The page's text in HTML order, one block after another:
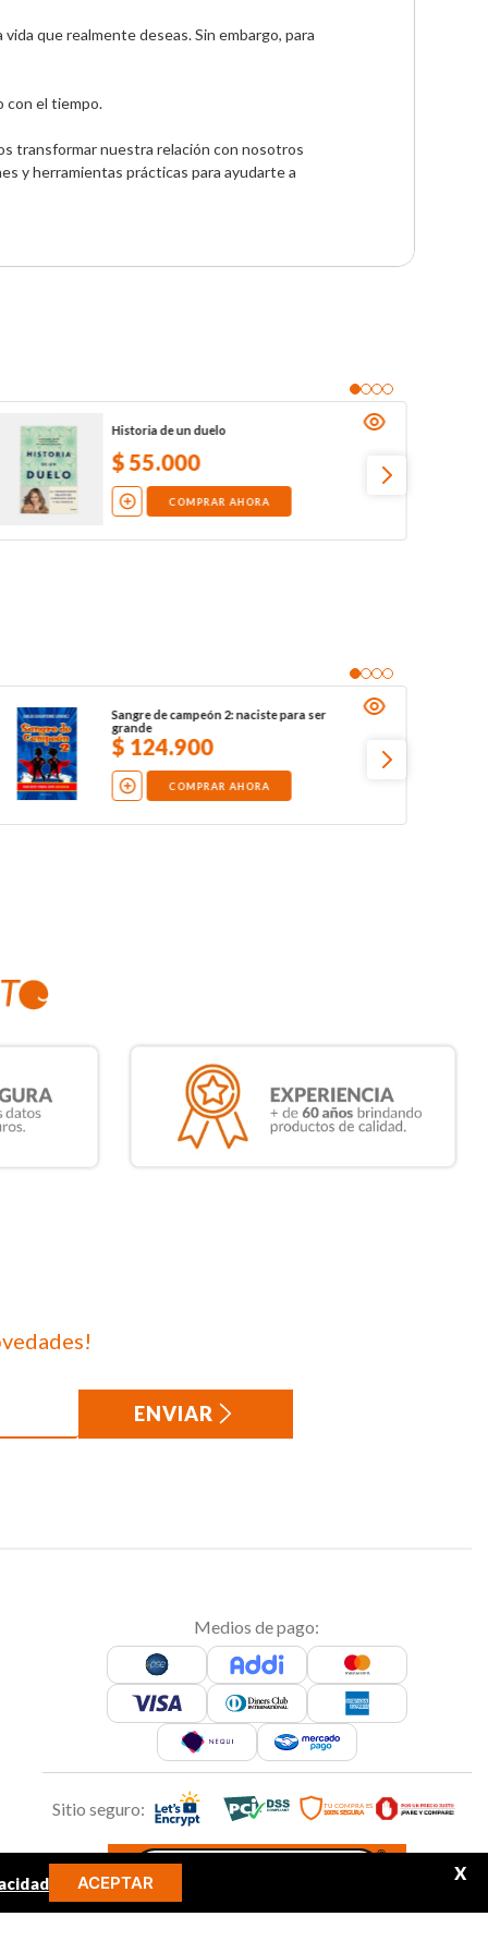
ACEPTAR X
que realmente deseas. Sin embargo, para
con el tiempo.
transformar nuestra relación con nosotros
y herramientas prácticas para ayudarte a
Historia de un duelo
$55.000
COMPRAR AHORA
Sangre de campeón 2: naciste para ser
grande
$ 124.900
COMPRAR AHORA
ENVIAR
Medios de pago:
Sitio seguro: